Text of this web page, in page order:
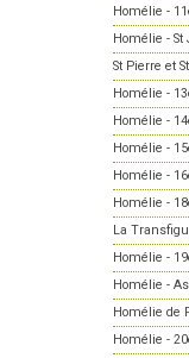
Homélie -
Homélie - St
St Pierre et
Homélie -
Homélie -
Homélie -
Homélie -
Homélie -
La
Homélie -
Homélie -
Homélie de
Homélie -